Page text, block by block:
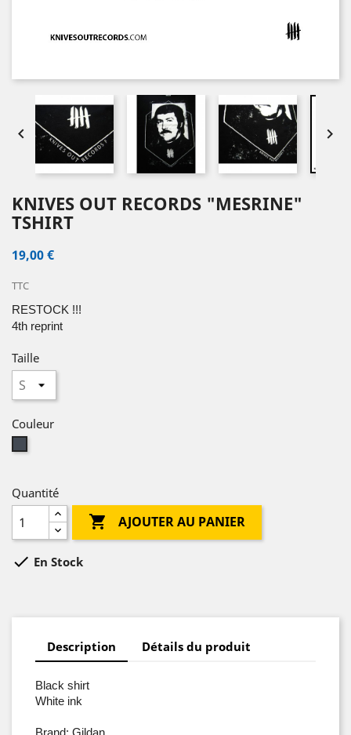
 
KNIVES OUT RECORDS "MESRINE"
TSHIRT
19,00 €
TTC
RESTOCK !!!
4th reprint
Taille
Couleur
Quantité
 AJOUTER AU PANIER
 En Stock
Description Détails du produit
Black shirt
White ink
Brand: Gildan